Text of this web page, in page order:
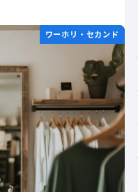
ワーホリ・セカンド